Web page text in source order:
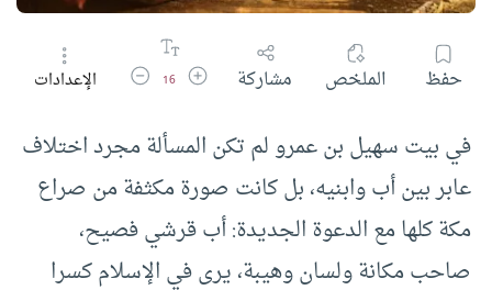
حفظ الملخص مشاركة زيادة حجم الخط
16 تقليل حجم الخط
الإعدادات
في بيت سهيل بن عمرو لم تكن المسألة مجرد اختلاف
عابر بين أب وابنيه، بل كانت صورة مكثفة من صراع
مكة كلها مع الدعوة الجديدة: أب قرشي فصيح،
صاحب مكانة ولسان وهيبة، يرى في الإسلام كسرا